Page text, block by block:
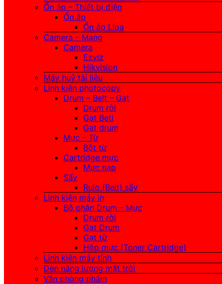
Ổn áp – Thiết bị điện
Ổn áp
Ổn áp Lioa
Camera – Mạng
Camera
Ezviz
Hikvision
Máy huỷ tài liệu
Linh kiện photocopy
Drum – Belt – Gạt
Drum rời
Gạt Betl
Gạt drum
Mực – Từ
Bột từ
Cartridge mực
Mực nạp
Sấy
Rulo (Belt) sấy
Linh kiện máy in
Bộ phận Drum – Mực
Drum rời
Gạt Drum
Gạt từ
Hộp mực (Toner Cartridge)
Linh kiện máy tính
Đèn năng lượng mặt trời
Văn phòng phẩm